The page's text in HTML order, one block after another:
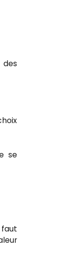
des
se
faut